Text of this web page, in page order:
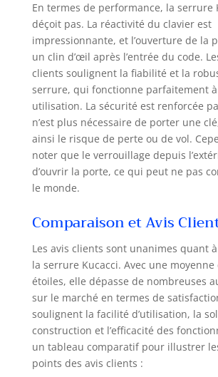
clavier
secondes
sécuriser
sans effort.
Pratique :
porte
nuit avec
rétroéclairé.
Configurez
silencieux
mode
piles AA
avertit
indicateur
batterie
pour plus
tranquillité
d'esprit. La
résistance
En termes de performance, la serrure
déçoit pas. La réactivité du clavier est
impressionnante, et l’ouverture de la
un clin d’œil après l’entrée du code.
clients soulignent la fiabilité et la
serrure, qui fonctionne parfaitement
utilisation. La sécurité est renforcée
n’est plus nécessaire de porter une
ainsi le risque de perte ou de vol.
noter que le verrouillage depuis
d’ouvrir la porte, ce qui peut ne pas
le monde.
Comparaison et Avis
Les avis clients sont unanimes quant
la serrure Kucacci. Avec une moyenne
étoiles, elle dépasse de nombreuses
sur le marché en termes de
soulignent la facilité d’utilisation, la
construction et l’efficacité des
un tableau comparatif pour illustrer
points des avis clients :